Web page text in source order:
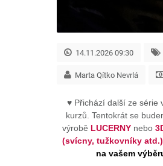
14.11.2026 09:30
Marta Qítko Nevrlá
♥ Přichází další ze série
kurzů. Tentokrát se
výrobě LUCERNY nebo
(svícny, tužkovníky atd.)
na vašem